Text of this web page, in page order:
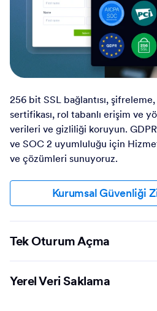
256 bit SSL bağlantısı,
sertifikası, rol tabanlı erişim ve
verileri ve gizliliği koruyun.
ve SOC 2 uyumluluğu için
ve çözümleri sunuyoruz.
Kurumsal Güvenliği
Tek Oturum Açma
Yerel Veri Saklama